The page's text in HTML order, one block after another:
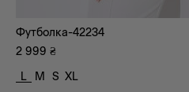
Футболка-42234
2 999 ₴
L
M S XL